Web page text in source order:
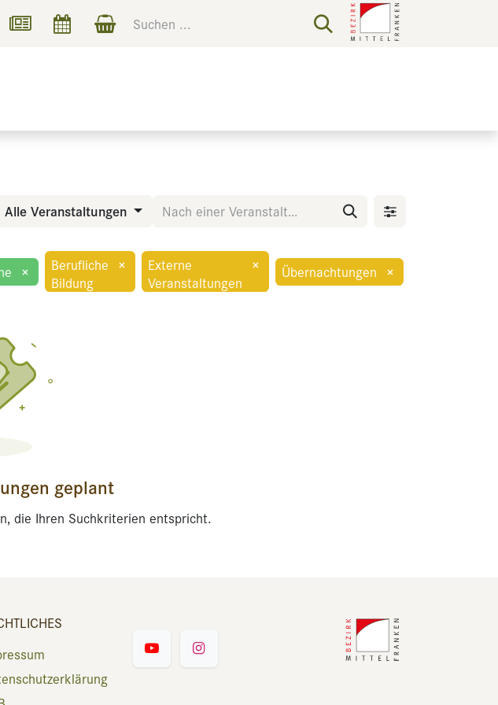
Alle Veranstaltungen
×
Berufliche
Bildung
×
Externe
Veranstaltungen
× Übernachtungen ×
geplant
die Ihren Suchkriterien entspricht.